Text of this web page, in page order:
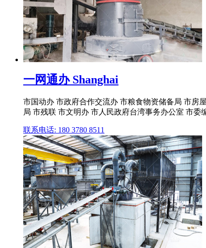
一网通办 Shanghai
市国动办 市政府合作交流办 市粮食物资储备局 市房
局 市残联 市文明办 市人民政府台湾事务办公室 市委
联系电话: 180 3780 8511